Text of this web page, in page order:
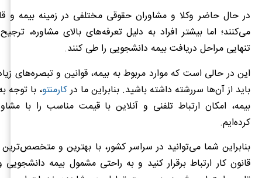
در حال حاضر وکلا و مشاوران حقوقی مختلفی در زمینه بیمه و
می‌کنند؛ اما بیشتر افراد به دلیل تعرفه‌های بالای مشاوره،
تنهایی مراحل دریافت بیمه دانشجویی را طی کنند.
این در حالی است که موارد مربوط به بیمه، قوانین و تبصره‌های
باید از آن‌ها سررشته داشته باشید. بنابراین ما درکارمنتو، با توجه
بیمه، امکان ارتباط تلفنی و آنلاین با قیمت مناسب را با
کرده‌ایم.
بنابراین شما می‌توانید در سراسر کشور، با بهترین و
قانون کار ارتباط برقرار کنید و به راحتی مشمول بیمه